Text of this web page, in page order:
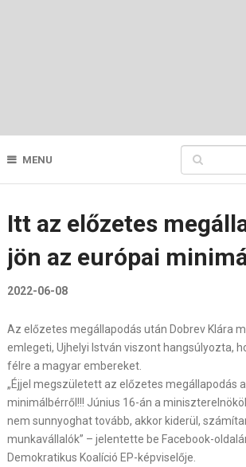
MENU
Itt az előzetes
jön az európai
2022-06-08
Az előzetes megállapodás után Dobrev Klára
emlegeti, Ujhelyi István viszont hangsúlyozta,
félre a magyar embereket.
„Éjjel megszületett az előzetes megállapodás
minimálbérről!!! Június 16-án a
nem sunnyoghat tovább, akkor kiderül,
munkavállalók” – jelentette be Facebook-
Demokratikus Koalíció EP-képviselője.